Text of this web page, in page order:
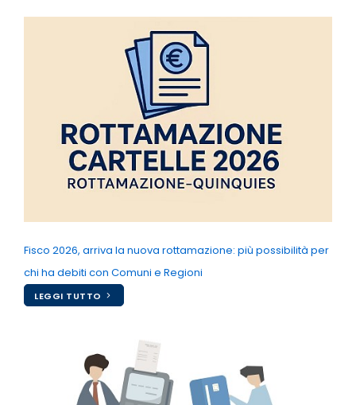
Fisco 2026, arriva la nuova rottamazione: più possibilità per
chi ha debiti con Comuni e Regioni
LEGGI TUTTO